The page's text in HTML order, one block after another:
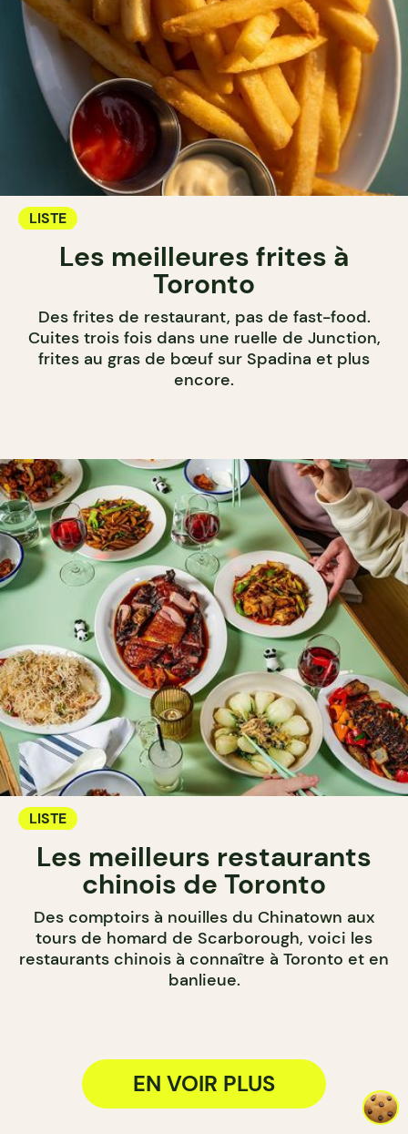
LISTE
Les meilleures frites à
Toronto
Des frites de restaurant, pas de fast-food.
Cuites trois fois dans une ruelle de Junction,
frites au gras de bœuf sur Spadina et plus
encore.
LISTE
Les meilleurs restaurants
chinois de Toronto
Des comptoirs à nouilles du Chinatown aux
tours de homard de Scarborough, voici les
restaurants chinois à connaître à Toronto et en
banlieue.
EN VOIR PLUS